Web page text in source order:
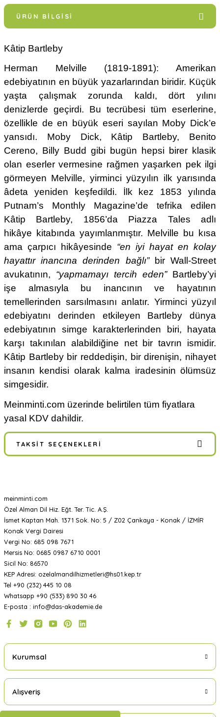
ÜRÜN BILGISI
Kâtip Bartleby
Herman Melville (1819-1891): Amerikan
edebiyatının en büyük yazarlarından biridir. Küçük
yaşta çalışmak zorunda kaldı, dört yılını
denizlerde geçirdi. Bu tecrübesi tüm eserlerine,
özellikle de en büyük eseri sayılan Moby Dick’e
yansıdı. Moby Dick, Kâtip Bartleby, Benito
Cereno, Billy Budd gibi bugün hepsi birer klasik
olan eserler vermesine rağmen yaşarken pek ilgi
görmeyen Melville, yirminci yüzyılın ilk yarısında
âdeta yeniden keşfedildi. İlk kez 1853 yılında
Putnam’s Monthly Magazine’de tefrika edilen
Kâtip Bartleby, 1856’da Piazza Tales adlı
hikâye kitabında yayımlanmıştır. Melville bu kısa
ama çarpıcı hikâyesinde “en iyi hayat en kolay
hayattır inancına derinden bağlı”bir Wall-Street
avukatının, “yapmamayı tercih eden”Bartleby’yi
işe almasıyla bu inancının ve hayatının
temellerinden sarsılmasını anlatır. Yirminci yüzyıl
edebiyatını derinden etkileyen Bartleby dünya
edebiyatının simge karakterlerinden biri, hayata
karşı takınılan alabildiğine net bir tavrın ismidir.
Kâtip Bartleby bir reddedişin, bir direnişin, nihayet
insanın kendisi olarak kalma iradesinin ölümsüz
simgesidir.
Meinminti.com üzerinde belirtilen tüm fiyatlara
yasal KDV dahildir.
TAKSIT SEÇENEKLERI
meinminti.com
Özel Alman Dil Hiz. Eğt. Ter. Tic. A.Ş.
İsmet Kaptan Mah. 1371 Sok. No: 5 / Z02 Çankaya - Konak / İZMİR
Konak Vergi Dairesi
Vergi No: 685 098 7671
Mersis No: 0685 0987 6710 0001
Sicil No: 86570
KEP Adresi: ozelalmandilhizmetleri@hs01.kep.tr
Tel +90 (232) 445 10 08
Whatsapp +90 (533) 890 30 46
E-posta : info@das-akademie.de
Kurumsal
Alışveriş